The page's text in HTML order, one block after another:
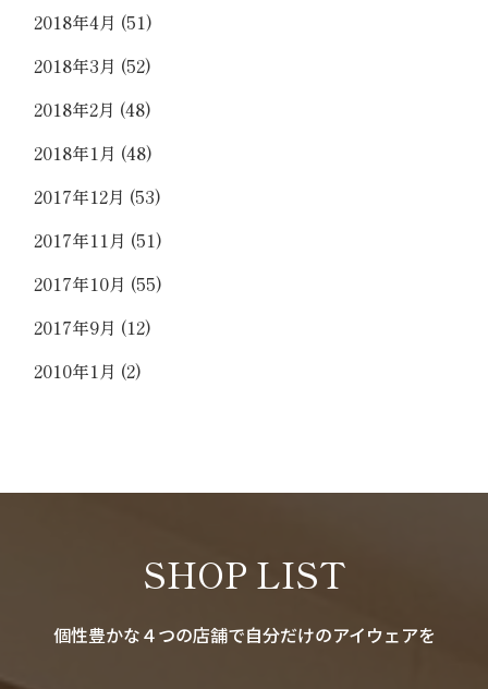
2018年4月 (51)
2018年3月 (52)
2018年2月 (48)
2018年1月 (48)
2017年12月 (53)
2017年11月 (51)
2017年10月 (55)
2017年9月 (12)
2010年1月 (2)
SHOP LIST
個性豊かな４つの店舗で自分だけのアイウェアを